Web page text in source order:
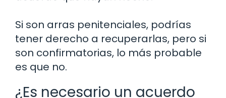
Si son arras penitenciales, podrías
tener derecho a recuperarlas, pero si
son confirmatorias, lo más probable
es que no.
¿Es necesario un acuerdo